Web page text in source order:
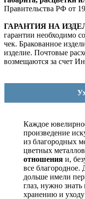
Правительства РФ от
ГАРАНТИЯ НА
гарантии необходимо
чек. Бракованное
изделие. Почтовые
возмещаются за счет
Каждое
произведение
из благородных
цветных
отношения и,
все
дольше имели
глаз, нужно
хранению и